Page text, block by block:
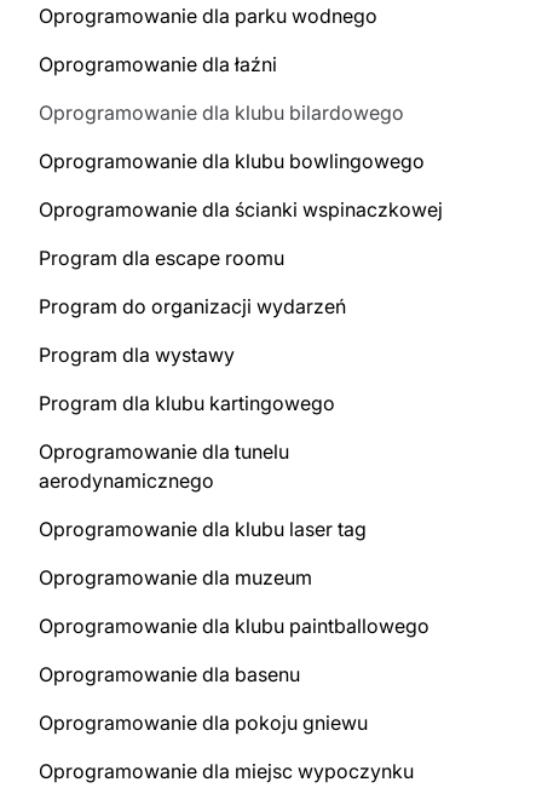
Oprogramowanie dla parku wodnego
Oprogramowanie dla łaźni
Oprogramowanie dla klubu bilardowego
Oprogramowanie dla klubu bowlingowego
Oprogramowanie dla ścianki wspinaczkowej
Program dla escape roomu
Program do organizacji wydarzeń
Program dla wystawy
Program dla klubu kartingowego
Oprogramowanie dla tunelu
aerodynamicznego
Oprogramowanie dla klubu laser tag
Oprogramowanie dla muzeum
Oprogramowanie dla klubu paintballowego
Oprogramowanie dla basenu
Oprogramowanie dla pokoju gniewu
Oprogramowanie dla miejsc wypoczynku